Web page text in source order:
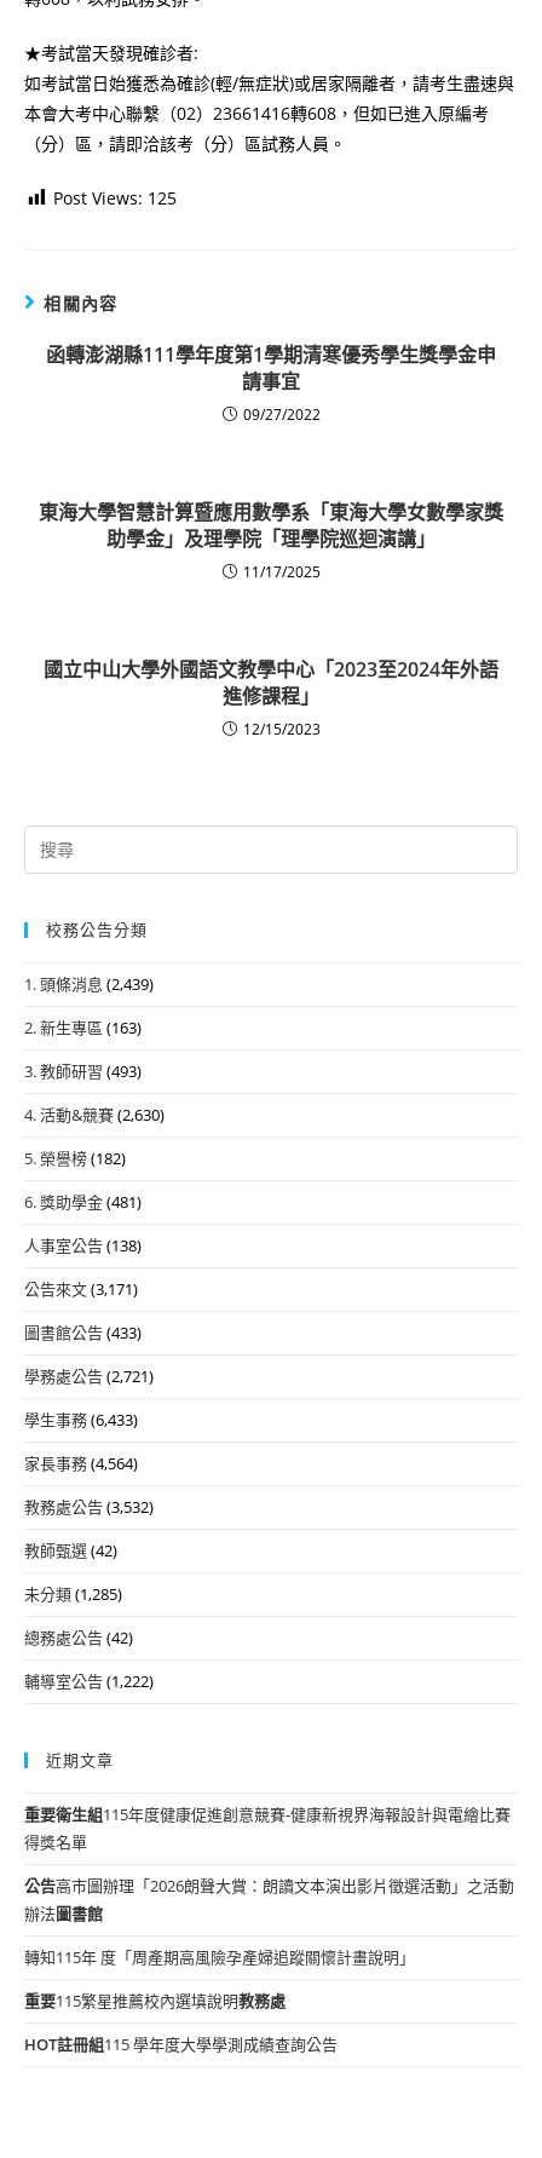
★考試當天發現確診者:
如考試當日始獲悉為確診(輕/無症狀)或居家隔離者，請考生盡速與
本會大考中心聯繫（02）23661416轉608，但如已進入原編考
（分）區，請即洽該考（分）區試務人員。
Post Views: 125
相關內容
函轉澎湖縣111學年度第1學期清寒優秀學生獎學金申
請事宜
09/27/2022
東海大學智慧計算暨應用數學系「東海大學女數學家獎
助學金」及理學院「理學院巡迴演講」
11/17/2025
國立中山大學外國語文教學中心「2023至2024年外語
進修課程」
12/15/2023
Search
for:
校務公告分類
1. 頭條消息 (2,439)
2. 新生專區 (163)
3. 教師研習 (493)
4. 活動&競賽(2,630)
5. 榮譽榜(182)
6. 獎助學金(481)
人事室公告(138)
公告來文(3,171)
圖書館公告(433)
學務處公告(2,721)
學生事務(6,433)
家長事務(4,564)
教務處公告(3,532)
教師甄選(42)
未分類(1,285)
總務處公告(42)
輔導室公告(1,222)
近期文章
重要衛生組115年度健康促進創意競賽-健康新視界海報設計與電繪比賽
得獎名單
公告高市圖辦理「2026朗聲大賞：朗讀文本演出影片徵選活動」之活動
辦法圖書館
轉知115年 度「周產期高風險孕產婦追蹤關懷計畫說明」
重要115繁星推薦校內選填說明教務處
HOT註冊組115 學年度大學學測成績查詢公告